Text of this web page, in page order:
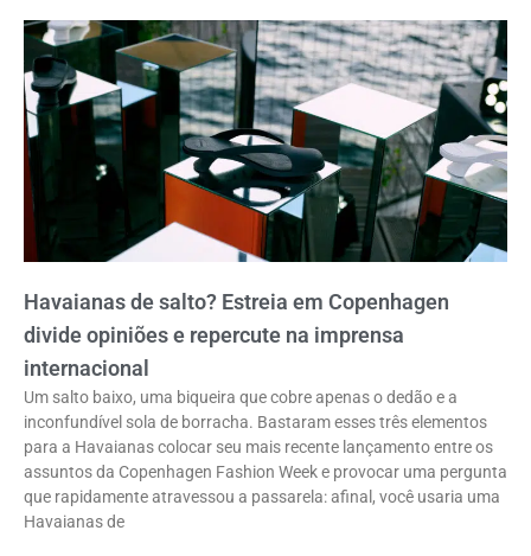
Havaianas de salto? Estreia em Copenhagen
divide opiniões e repercute na imprensa
internacional
Um salto baixo, uma biqueira que cobre apenas o dedão e a
inconfundível sola de borracha. Bastaram esses três elementos
para a Havaianas colocar seu mais recente lançamento entre os
assuntos da Copenhagen Fashion Week e provocar uma pergunta
que rapidamente atravessou a passarela: afinal, você usaria uma
Havaianas de